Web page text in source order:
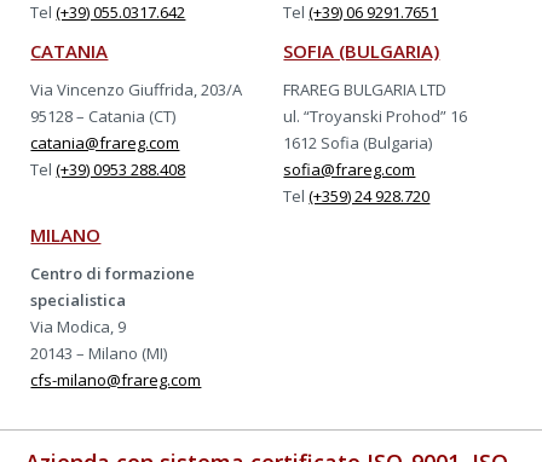
Tel(+39) 055.0317.642
Tel(+39) 06 9291.7651
CATANIA
Via Vincenzo Giuffrida, 203/A
95128 – Catania (CT)
catania@frareg.com
Tel(+39) 0953 288.408
SOFIA (BULGARIA)
FRAREG BULGARIA LTD
ul. “Troyanski Prohod” 16
1612 Sofia (Bulgaria)
sofia@frareg.com
Tel(+359) 24 928.720
MILANO
Centro di formazione
specialistica
Via Modica, 9
20143 – Milano (MI)
cfs-milano@frareg.com